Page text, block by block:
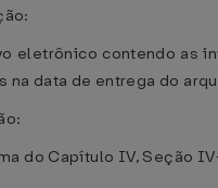
eletrônico contendo as
data de entrega do
do Capítulo IV, Seção